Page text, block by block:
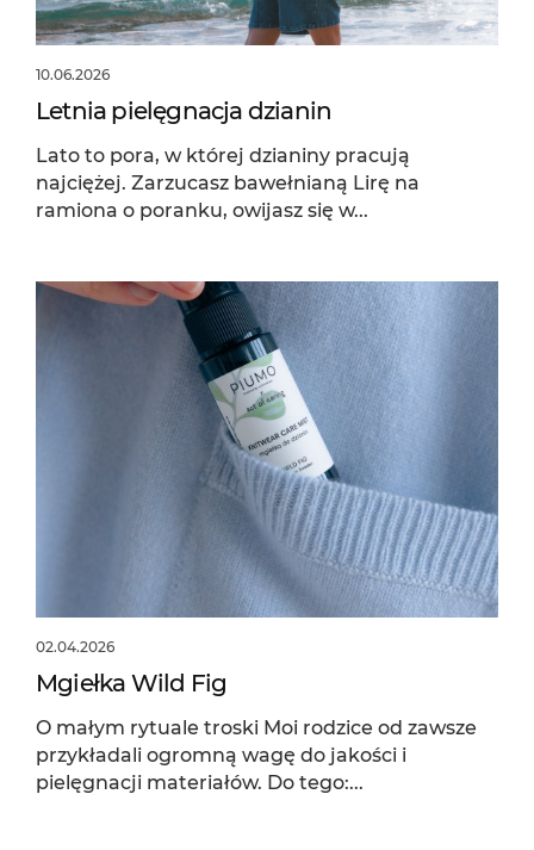
10.06.2026
Letnia pielęgnacja dzianin
Lato to pora, w której dzianiny pracują
najciężej. Zarzucasz bawełnianą Lirę na
ramiona o poranku, owijasz się w...
02.04.2026
Mgiełka Wild Fig
O małym rytuale troski Moi rodzice od zawsze
przykładali ogromną wagę do jakości i
pielęgnacji materiałów. Do tego:...